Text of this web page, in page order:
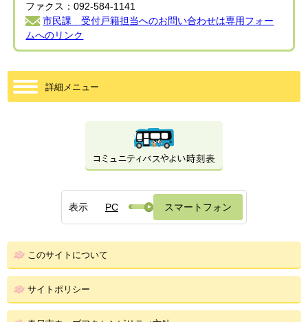
ファクス：092-584-1141
市民課 受付戸籍担当へのお問い合わせは専用フォー
ムへのリンク
詳細メニュー
表示 PC スマートフォン
このサイトについて
サイトポリシー